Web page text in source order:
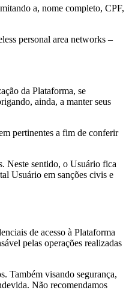
a, nome completo, CPF,
personal area networks –
da Plataforma, se
ainda, a manter seus
pertinentes a fim de conferir
Neste sentido, o Usuário fica
Usuário em sanções civis e
de acesso à Plataforma
pelas operações realizadas
Também visando segurança,
Não recomendamos